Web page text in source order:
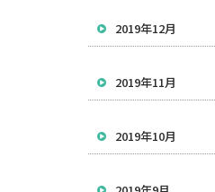
2019年12月
2019年11月
2019年10月